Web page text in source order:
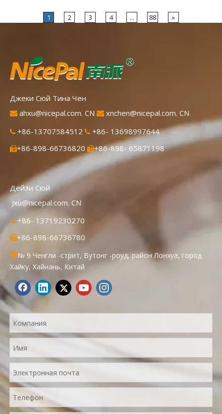
которая хорошо сохраняет
питательность и аромат свежего лимона.
1 2 3 4 ... 88 »
Джеки Сюй Тина Чен
 ahxu@nicepal.com. CN  xnchen@nicepal.com. CN
 +86-13707584512  +86- 13698997644
+86-898-66736820 +86-898- 65871198
Дейзи Сюй
Jxu@nicepal.com. CN
 +86- 13719230270
+86-898-66736780
№ 9 Ченгли -стрит, Вутонг -роуд, район Лонхуа, город
Хайку, Хайнань, Китай